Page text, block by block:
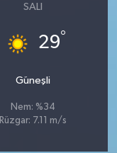
SALI
29°
Güneşli
Nem: %34
Rüzgar: 7.11 m/s